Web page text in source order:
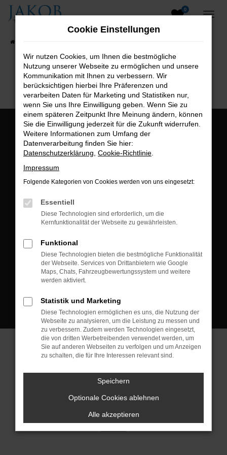
Zum
0
B2B-Shop
Öffnungszeiten:
Montag bis Freitag:
Postadresse:
Kontakt:
Tel.: +49 3745 760 90 20
Fax: +49 3745 760 90 21
Mail: fj@jakob-trading.com
Cookie Einstellungen
© 2026 Jakob Trading GmbH | Neustädter Straße 1 | DE-08223
Neustadt/Vogtland | fj@jakob-trading.com | Webdesign by audaris.de
Cookie Einstellungen
Wir nutzen Cookies, um Ihnen die bestmögliche
Nutzung unserer Webseite zu ermöglichen und unsere
Kommunikation mit Ihnen zu verbessern. Wir
berücksichtigen hierbei Ihre Präferenzen und
verarbeiten Daten für Marketing und Statistiken nur,
wenn Sie uns Ihre Einwilligung geben. Wenn Sie zu
einem späteren Zeitpunkt Ihre Meinung ändern, können
Sie die Einwilligung jederzeit für die Zukunft widerrufen.
Weitere Informationen zum Umfang der
Datenverarbeitung finden Sie hier:
Datenschutzerklärung Cookie-Richtlinie
Impressum
Folgende Kategorien von Cookies werden von uns eingesetzt:
Essentiell
Diese Technologien sind erforderlich, um die
Kernfunktionalität der Webseite zu gewährleisten.
Funktional
Diese Technologien bieten die bestmögliche Funktionalität
der Webseite. Services von Drittanbietern wie Google
Maps, Chats, Fahrzeugbewertungssystem und weitere
werden aktiviert.
Statistik und Marketing
Diese Technologien ermöglichen es uns, die Nutzung der
Webseite zu analysieren, um die Leistung zu messen und
zu verbessern. Zudem werden Technologien eingesetzt,
die von dritten Werbetreibenden verwendet werden, um
Sie auf anderen Webseiten zu verfolgen und um Anzeigen
zu schalten, die für Ihre Interessen relevant sind.
Speichern
Optionale Cookies ablehnen
Alle akzeptieren